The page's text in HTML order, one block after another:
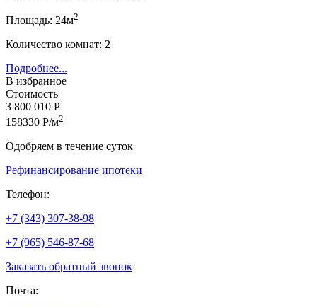
Площадь: 24м2
Количество комнат: 2
Подробнее...
В избранное
Стоимость
3 800 010 Р
158330 Р/м2
Одобряем в течение суток
Рефинансирование ипотеки
Телефон:
+7 (343) 307-38-98
+7 (965) 546-87-68
Заказать обратный звонок
Почта: